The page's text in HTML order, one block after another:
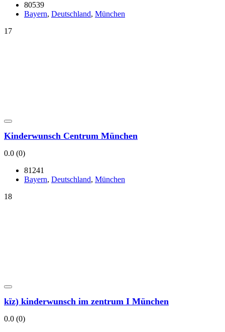
80539
Bay­ern, Deutsch­land, Mün­chen
17
Kin­der­wunsch Cen­trum Mün­chen
0.0 (0)
81241
Bay­ern, Deutsch­land, Mün­chen
18
kïz) kin­der­wunsch im zen­trum I Mün­chen
0.0 (0)